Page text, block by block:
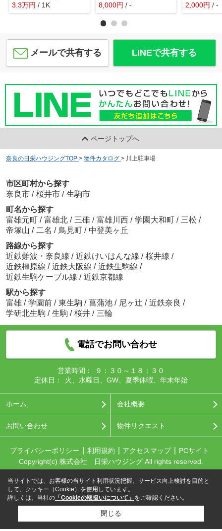
3.3万円 / 1K
8,000円 / -
2,000円 / -
メールで共有する LINEで共有する
ページトップへ
奈良の日栄ハウジングTOP > 物件カタログ > 川上駐車場
市区町村から探す
奈良市 / 桜井市 / 生駒市
町名から探す
富雄元町 / 富雄北 / 三碓 / 富雄川西 / 学園大和町 / 三松 /
帝塚山 / 二名 / 鳥見町 / 中登美ヶ丘
路線から探す
近鉄難波・奈良線 / 近鉄けいはんな線 / 桜井線 /
近鉄橿原線 / 近鉄大阪線 / 近鉄生駒線 /
近鉄生駒ケーブル線 / 近鉄京都線
駅から探す
富雄 / 学園前 / 東生駒 / 菖蒲池 / 尼ヶ辻 / 近鉄奈良 /
学研北生駒 / 生駒 / 桜井 / 三輪
電話でお問い合わせ
営業時間：
９：３０～１８：３０
定休日：
火、水曜日、GW、夏季休暇、年末年始
ホーム 会社概要
お問い合わせ 物件リクエスト
プライバシーポリシー 利用規約 アクセスマップ
PCサイト
Copyright(c) 株式会社 日栄ハウジング All rights reserved.
当サイトでは、お客様の当サイト利用状況把握、サービス向上検討を目的と
して、クッキー（Cookie）を使用しています。
詳しくは、当社の 「Cookieの取扱いについて」 をご確認ください。
閉じる